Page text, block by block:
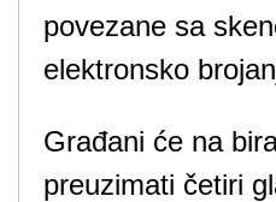
povezane sa
elektronsko
Građani će na
preuzimati četiri